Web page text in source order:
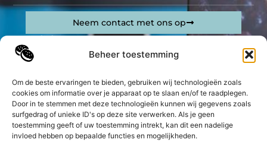
Beheer toestemming
Om de beste ervaringen te bieden, gebruiken wij technologieën zoals
cookies om informatie over je apparaat op te slaan en/of te raadplegen.
Door in te stemmen met deze technologieën kunnen wij gegevens zoals
surfgedrag of unieke ID's op deze site verwerken. Als je geen
toestemming geeft of uw toestemming intrekt, kan dit een nadelige
invloed hebben op bepaalde functies en mogelijkheden.
Sitelinks
De best gelezen stukken op een rij
De kracht van CNC technologie voor jouw bedrijf
Last van ‘meekijkers’? Met deze 3 tips maak je jouw
woning ‘inkijk-proof’
Bericht categorie
Neem contact met ons op